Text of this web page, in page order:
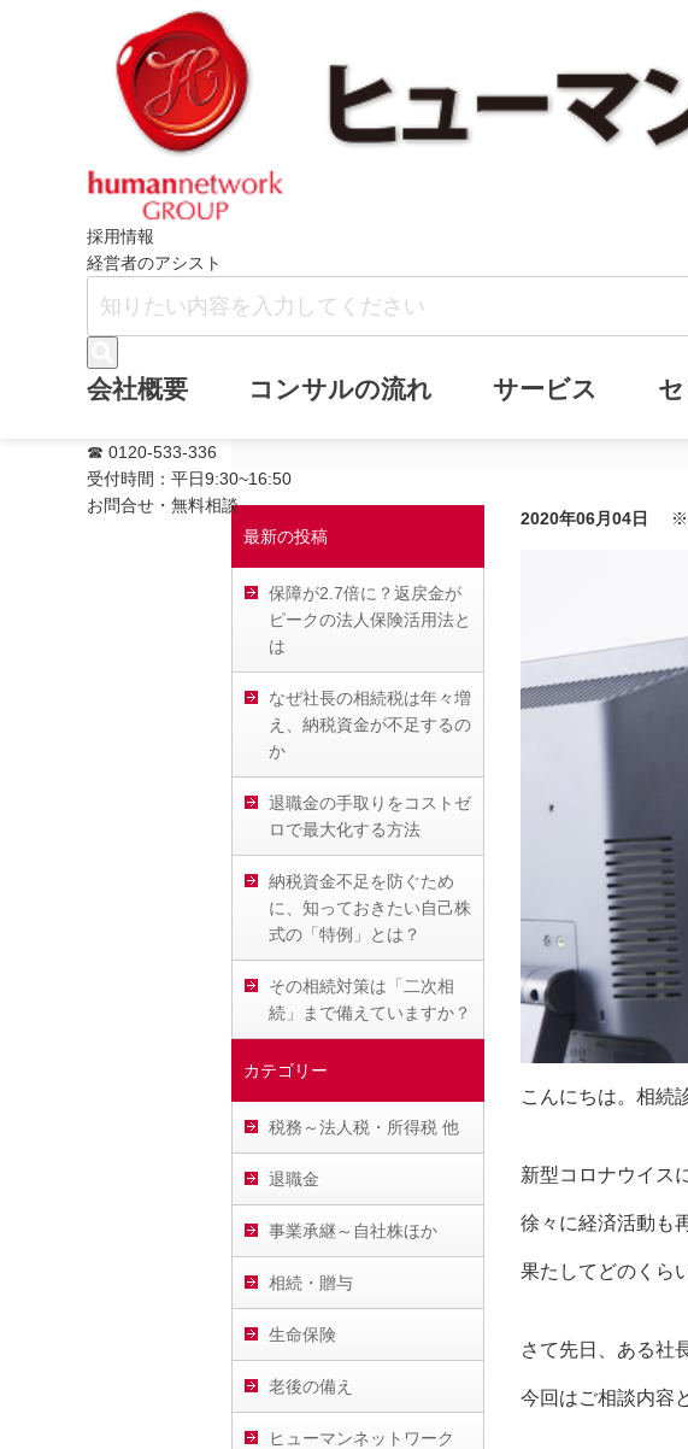
採用情報
経営者のアシスト
会社概要 コンサルの流れ サービス
☎ 0120-533-336
受付時間：平日9:30~16:50
お問合せ・無料相談
丈夫ですか！？
最新の投稿
保障が2.7倍に？返戻金が
ピークの法人保険活用法と
は
なぜ社長の相続税は年々増
え、納税資金が不足するの
か
退職金の手取りをコストゼ
ロで最大化する方法
納税資金不足を防ぐため
に、知っておきたい自己株
式の「特例」とは？
その相続対策は「二次相
続」まで備えていますか？
カテゴリー
税務～法人税・所得税 他
退職金
事業承継～自社株ほか
相続・贈与
生命保険
老後の備え
ヒューマンネットワーク
2020年06月04日 ※
こんにちは。相続
新型コロナウイス
徐々に経済活動も
果たしてどのくら
さて先日、ある社
今回はご相談内容